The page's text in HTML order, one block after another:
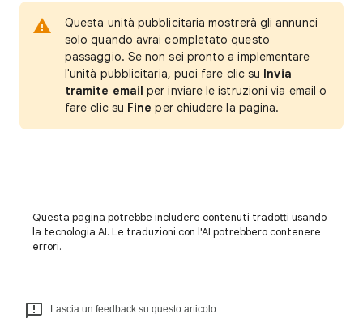
Questa unità pubblicitaria mostrerà gli annunci
solo quando avrai completato questo
passaggio. Se non sei pronto a implementare
l'unità pubblicitaria, puoi fare clic su Invia
tramite email per inviare le istruzioni via email o
fare clic su Fine per chiudere la pagina.
Questa pagina potrebbe includere contenuti tradotti usando
la tecnologia AI. Le traduzioni con l'AI potrebbero contenere
errori.
Lascia un feedback su questo articolo